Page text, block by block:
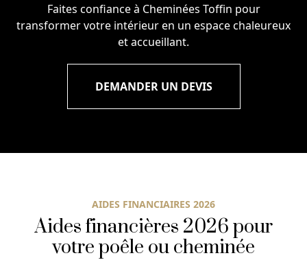
Faites confiance à Cheminées Toffin pour
transformer votre intérieur en un espace chaleureux
et accueillant.
DEMANDER UN DEVIS
AIDES FINANCIAIRES 2026
Aides financières 2026 pour
votre poêle ou cheminée